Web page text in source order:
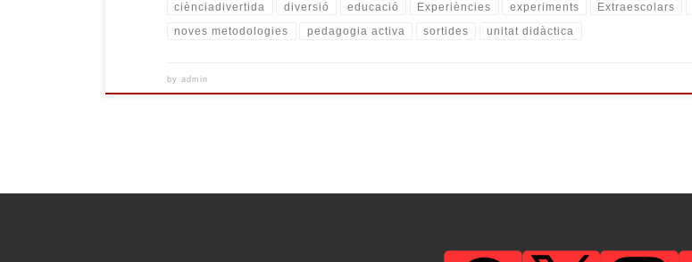
ciènciadivertida diversió educació Experiències experiments Extraescolars
noves metodologies pedagogia activa sortides unitat didàctica
byadmin